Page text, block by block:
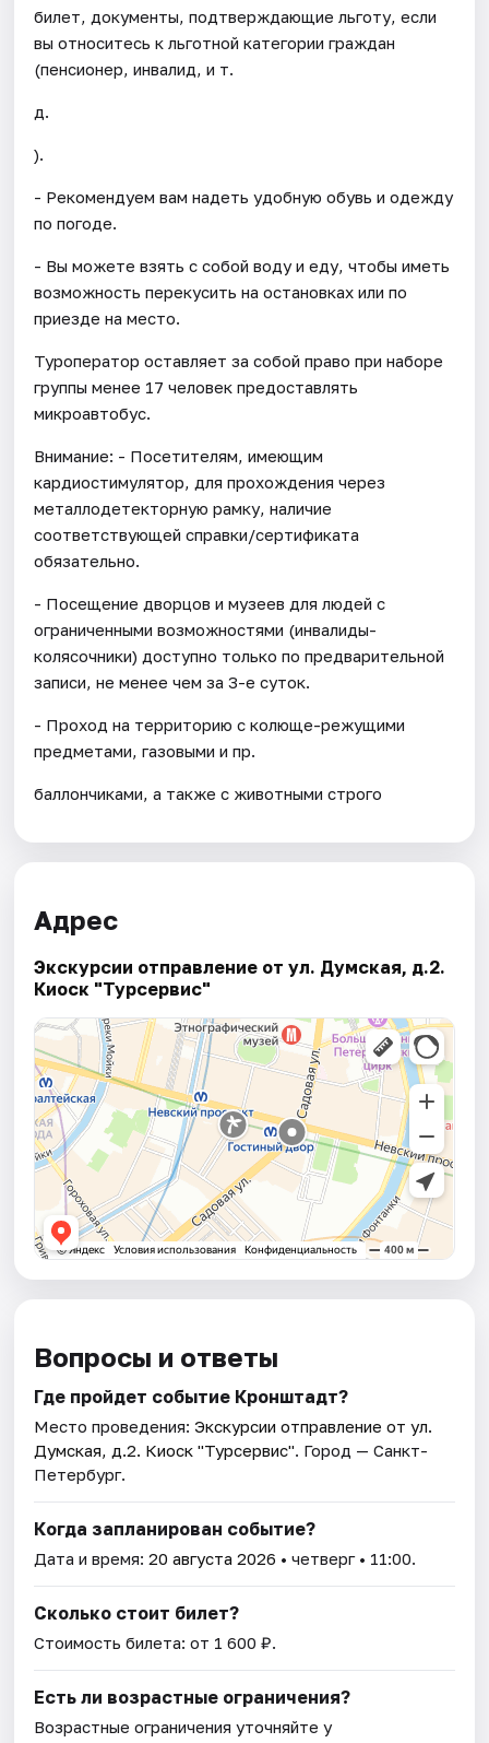
билет, документы, подтверждающие льготу, если
вы относитесь к льготной категории граждан
(пенсионер, инвалид, и т.
д.
).
- Рекомендуем вам надеть удобную обувь и одежду
по погоде.
- Вы можете взять с собой воду и еду, чтобы иметь
возможность перекусить на остановках или по
приезде на место.
Туроператор оставляет за собой право при наборе
группы менее 17 человек предоставлять
микроавтобус.
Внимание: - Посетителям, имеющим
кардиостимулятор, для прохождения через
металлодетекторную рамку, наличие
соответствующей справки/сертификата
обязательно.
- Посещение дворцов и музеев для людей с
ограниченными возможностями (инвалиды-
колясочники) доступно только по предварительной
записи, не менее чем за 3-е суток.
- Проход на территорию с колюще-режущими
предметами, газовыми и пр.
баллончиками, а также с животными строго
Адрес
Экскурсии отправление от ул. Думская, д.2.
Киоск "Турсервис"
Вопросы и ответы
Где пройдет событие Кронштадт?
Место проведения:Экскурсии отправление от ул.
Думская, д.2. Киоск "Турсервис". Город — Санкт-
Петербург.
Когда запланирован событие?
Дата и время:20 августа 2026 • четверг • 11:00.
Сколько стоит билет?
Стоимость билета: от 1 600 ₽.
Есть ли возрастные ограничения?
Возрастные ограничения уточняйте у